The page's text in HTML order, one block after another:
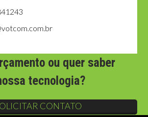
ou quer saber
tecnologia?
CONTATO